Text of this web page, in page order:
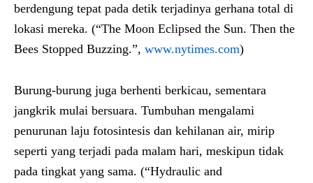
berdengung tepat pada detik terjadinya gerhana total di
lokasi mereka. (“The Moon Eclipsed the Sun. Then the
Bees Stopped Buzzing.”, www.nytimes.com)
Burung-burung juga berhenti berkicau, sementara
jangkrik mulai bersuara. Tumbuhan mengalami
penurunan laju fotosintesis dan kehilanan air, mirip
seperti yang terjadi pada malam hari, meskipun tidak
pada tingkat yang sama. (“Hydraulic and